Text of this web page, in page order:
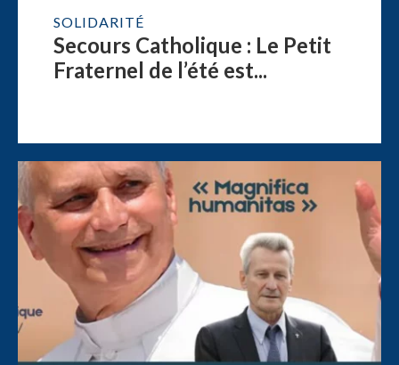
SOLIDARITÉ
Secours Catholique : Le Petit
Fraternel de l’été est...